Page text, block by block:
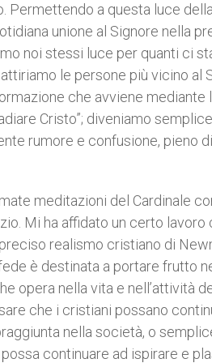
Permettendo a questa luce
unione al Signore nella
noi stessi luce per quanti ci
le persone più vicino al
che avviene
Cristo”; diveniamo
rumore e confusione, pieno
meditazioni del Cardinale
Mi ha affidato un certo lavoro
realismo cristiano di
è destinata a portare frutto
opera nella vita e nell’attività
che i cristiani possano
nella società, o
continuare ad ispirare e